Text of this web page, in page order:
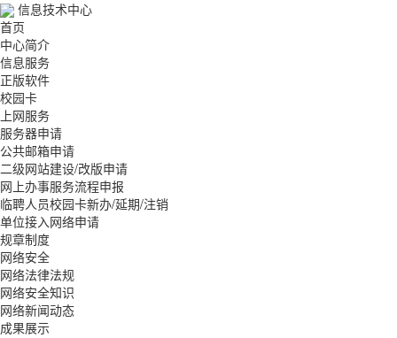
信息技术中心
首页
中心简介
信息服务
正版软件
校园卡
上网服务
服务器申请
公共邮箱申请
二级网站建设/改版申请
网上办事服务流程申报
临聘人员校园卡新办/延期/注销
单位接入网络申请
规章制度
网络安全
网络法律法规
网络安全知识
网络新闻动态
成果展示